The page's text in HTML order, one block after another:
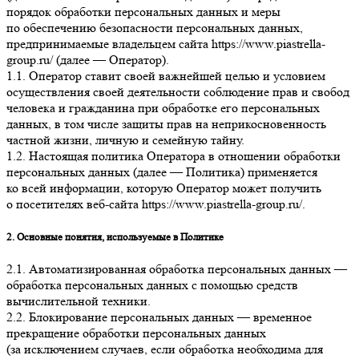
порядок обработки персональных данных и меры
по обеспечению безопасности персональных данных,
предпринимаемые владельцем сайта https://www.piastrella-
group.ru/ (далее — Оператор).
1.1. Оператор ставит своей важнейшей целью и условием
осуществления своей деятельности соблюдение прав и свобод
человека и гражданина при обработке его персональных
данных, в том числе защиты прав на неприкосновенность
частной жизни, личную и семейную тайну.
1.2. Настоящая политика Оператора в отношении обработки
персональных данных (далее — Политика) применяется
ко всей информации, которую Оператор может получить
о посетителях веб-сайта https://www.piastrella-group.ru/.
2. Основные понятия, используемые в Политике
2.1. Автоматизированная обработка персональных данных —
обработка персональных данных с помощью средств
вычислительной техники.
2.2. Блокирование персональных данных — временное
прекращение обработки персональных данных
(за исключением случаев, если обработка необходима для